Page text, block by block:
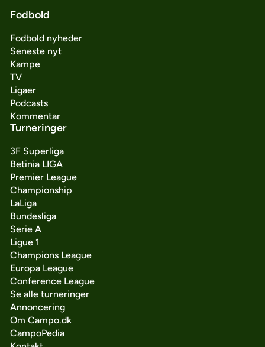
Fodbold
Fodbold nyheder
Seneste nyt
Kampe
TV
Ligaer
Podcasts
Kommentar
Turneringer
3F Superliga
Betinia LIGA
Premier League
Championship
LaLiga
Bundesliga
Serie A
Ligue 1
Champions League
Europa League
Conference League
Se alle turneringer
Annoncering
Om Campo.dk
CampoPedia